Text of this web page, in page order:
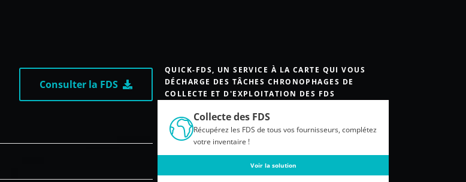
Consulter la FDS
QUICK-FDS, UN SERVICE À LA CARTE QUI VOUS
DÉCHARGE DES TÂCHES CHRONOPHAGES DE
COLLECTE ET D'EXPLOITATION DES FDS
Collecte des FDS
Récupérez les FDS de tous vos fournisseurs, complétez
votre inventaire !
Voir la solution